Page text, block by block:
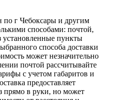
по г Чебоксары и другим
способами: почтой,
установленные пункты
способа доставки
может незначительно
почтой рассчитывайте
с учетом габаритов и
предоставляет
прямо в руки, но может